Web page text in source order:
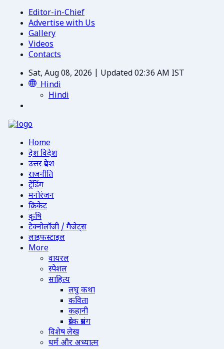
Editor-in-Chief
Advertise with Us
Gallery
Videos
Contacts
Sat, Aug 08, 2026 | Updated 02:36 AM IST
Hindi
Hindi
Home
देश विदेश
उत्तर प्रदेश
राजनीति
ट्रेंडिंग
मनोरंजन
क्रिकेट
कृषि
टेक्नोलॉजी / गैजेट्स
लाइफस्टाइल
More
वायरल
स्पेशल
साहित्य
लघु कथा
कविता
कहानी
प्रेरक प्रसंग
विशेष लेख
धर्म और अध्यात्म